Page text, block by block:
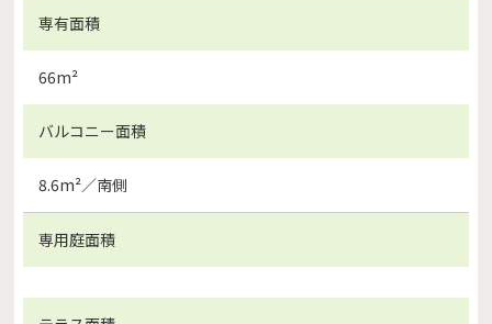
専有面積
66m²
バルコニー面積
8.6m²／南側
専用庭面積